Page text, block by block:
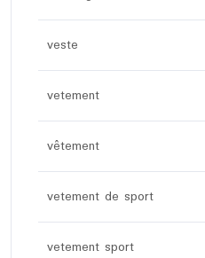
veste
vetement
vêtement
vetement de sport
vetement sport